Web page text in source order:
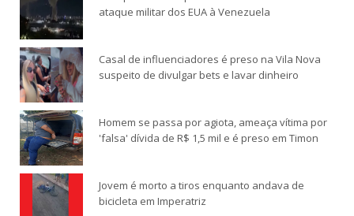
ataque militar dos EUA à Venezuela
Casal de influenciadores é preso na Vila Nova
suspeito de divulgar bets e lavar dinheiro
Homem se passa por agiota, ameaça vítima por
'falsa' dívida de R$ 1,5 mil e é preso em Timon
Jovem é morto a tiros enquanto andava de
bicicleta em Imperatriz